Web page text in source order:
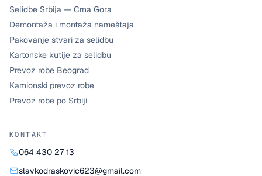
Selidbe Srbija — Crna Gora
Demontaža i montaža nameštaja
Pakovanje stvari za selidbu
Kartonske kutije za selidbu
Prevoz robe Beograd
Kamionski prevoz robe
Prevoz robe po Srbiji
KONTAKT
064 430 27 13
slavkodraskovic623@gmail.com